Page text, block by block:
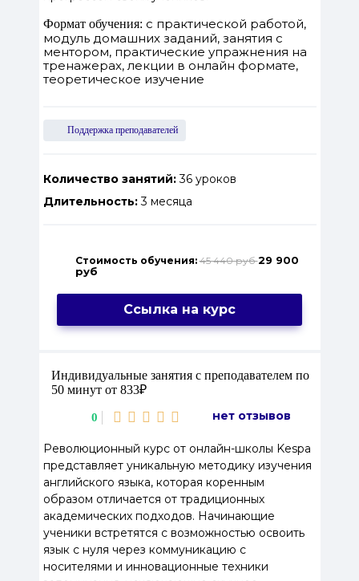
Формат обучения: с практической работой,
модуль домашних заданий, занятия с
ментором, практические упражнения на
тренажерах, лекции в онлайн формате,
теоретическое изучение
Поддержка преподавателей
Количество занятий:36 уроков
Длительность:3 месяца
Стоимость обучения: 45 440 руб29 900
руб
Ссылка на курс
Индивидуальные занятия с преподавателем по
50 минут от 833₽
0 нет отзывов
Революционный курс от онлайн-школы Kespa
представляет уникальную методику изучения
английского языка, которая коренным
образом отличается от традиционных
академических подходов. Начинающие
ученики встретятся с возможностью освоить
язык с нуля через коммуникацию с
носителями и инновационные техники